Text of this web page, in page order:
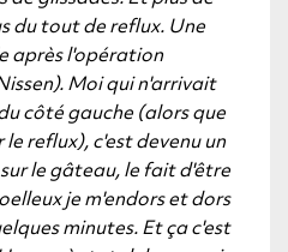
du tout de reflux. Une
après l'opération
Moi qui n'arrivait
côté gauche (alors que
reflux), c'est devenu un
le gâteau, le fait d'être
je m'endors et dors
minutes. Et ça c'est